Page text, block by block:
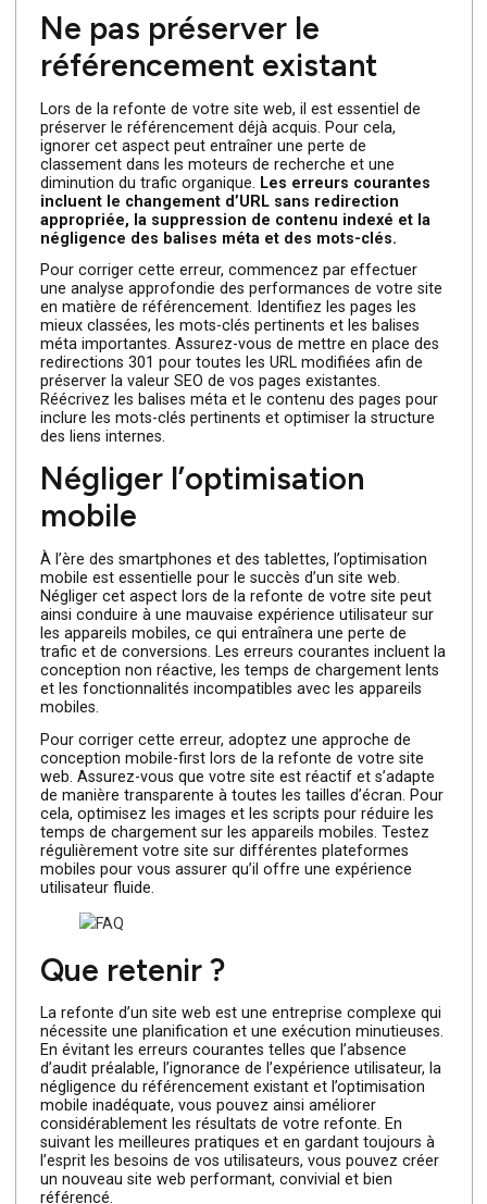
conception centrée sur l’utilisateur, telles que la création
de personas et la réalisation de tests utilisateurs, pour
optimiser l’expérience de vos utilisateurs. Assurez-vous
facilement accessible et que les temps de chargement
sont rapides.
Ne pas préserver le
référencement existant
Lors de la refonte de votre site web, il est essentiel de
préserver le référencement déjà acquis. Pour cela,
ignorer cet aspect peut entraîner une perte de
classement dans les moteurs de recherche et une
diminution du trafic organique.Les erreurs courantes
incluent le changement d’URL sans redirection
appropriée, la suppression de contenu indexé et la
Pour corriger cette erreur, commencez par effectuer
une analyse approfondie des performances de votre
en matière de référencement. Identifiez les pages les
mieux classées, les mots-clés pertinents et les balises
méta importantes. Assurez-vous de mettre en place des
redirections 301 pour toutes les URL modifiées afin de
préserver la valeur SEO de vos pages existantes.
Réécrivez les balises méta et le contenu des pages pour
inclure les mots-clés pertinents et optimiser la structure
des liens internes.
Négliger l’optimisation
mobile
À l’ère des smartphones et des tablettes, l’optimisation
mobile est essentielle pour le succès d’un site web.
Négliger cet aspect lors de la refonte de votre site peut
ainsi conduire à une mauvaise expérience utilisateur sur
les appareils mobiles, ce qui entraînera une perte de
trafic et de conversions. Les erreurs courantes incluent
conception non réactive, les temps de chargement lents
et les fonctionnalités incompatibles avec les appareils
mobiles.
Pour corriger cette erreur, adoptez une approche de
conception mobile-first lors de la refonte de votre site
web. Assurez-vous que votre site est réactif et s’adapte
de manière transparente à toutes les tailles d’écran.
cela, optimisez les images et les scripts pour réduire les
temps de chargement sur les appareils mobiles. Testez
régulièrement votre site sur différentes plateformes
mobiles pour vous assurer qu’il offre une expérience
utilisateur fluide.